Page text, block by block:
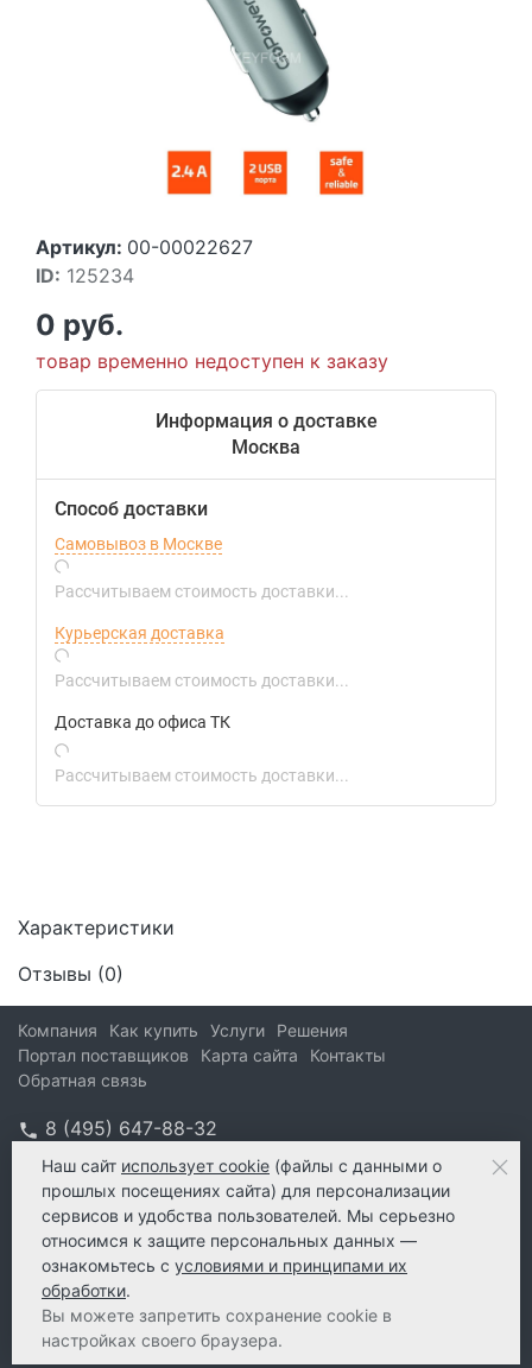
Артикул: 00-00022627
ID: 125234
0 руб.
товар временно недоступен к заказу
Информация о доставке
Москва
Способ доставки
Самовывоз в Москве
Рассчитываем стоимость доставки...
Курьерская доставка
Рассчитываем стоимость доставки...
Доставка до офиса ТК
Рассчитываем стоимость доставки...
Характеристики
Отзывы (0)
Компания Как купить Услуги
Решения
Портал поставщиков
Карта сайта
Контакты
Обратная связь
8 (495) 647-88-32
info@kform.ru
info@kform.ru
e-mail
© 2026 КейФорма
Наш сайт использует cookie (файлы с данными о
прошлых посещениях сайта) для персонализации
сервисов и удобства пользователей. Мы серьезно
относимся к защите персональных данных —
ознакомьтесь с условиями и принципами их
обработки.
Вы можете запретить сохранение cookie в
настройках своего браузера.